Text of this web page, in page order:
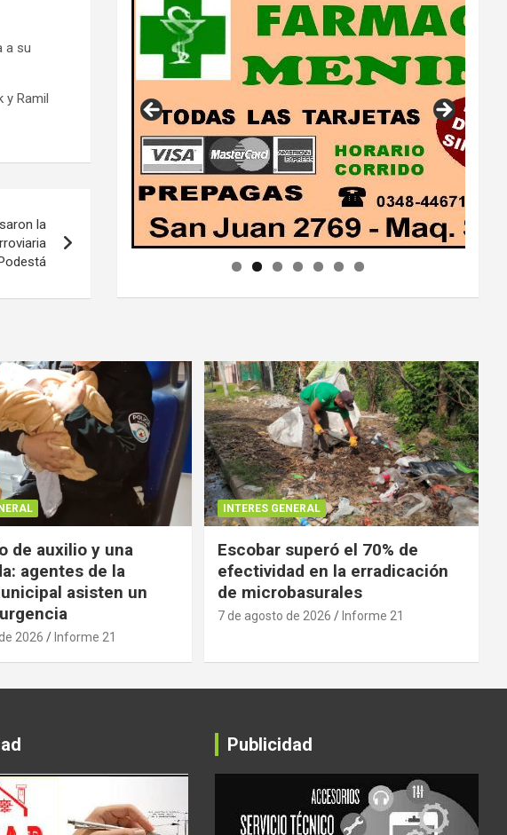
a su
y Ramil
la
de auxilio y una
agentes de la
asisten un
2026 Informe 21
INTERES GENERAL
Escobar superó el 70% de
efectividad en la erradicación
de microbasurales
7 de agosto de 2026 Informe 21
Publicidad